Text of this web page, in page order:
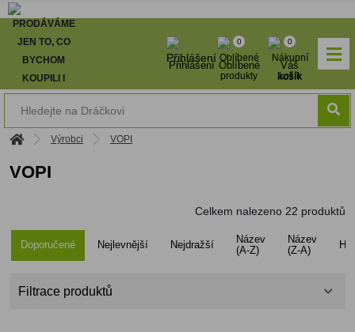
Přihlášení
0
Oblíbené
0
Váš
košík
Výrobci VOPI
VOPI
Celkem nalezeno 22 produktů
Doporučené Nejlevnější Nejdražší
Název
(A-Z)
Název
(Z-A)
Filtrace produktů